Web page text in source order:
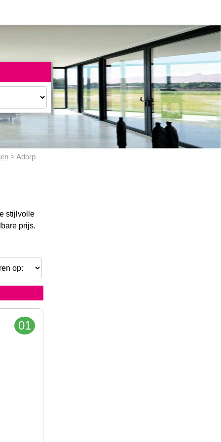
> Adorp
stijlvolle
prijs.
01